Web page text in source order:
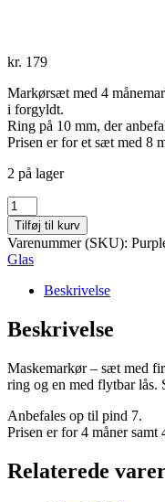
kr. 179
Markørsæt med 4
i forgyldt.
Ring på 10 mm, der
Prisen er for et sæt med 8
2 på lager
Purple
Moon
&
Stars
antal
Tilføj til kurv
Varenummer (SKU):
Glas
Beskrivelse
Beskrivelse
Maskemarkør – sæt med
ring og en med flytbar lås.
Anbefales op til pind 7.
Prisen er for 4 måner samt
Relaterede